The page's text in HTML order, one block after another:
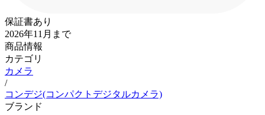
保証書あり
2026年11月まで
商品情報
カテゴリ
カメラ
/
コンデジ(コンパクトデジタルカメラ)
ブランド